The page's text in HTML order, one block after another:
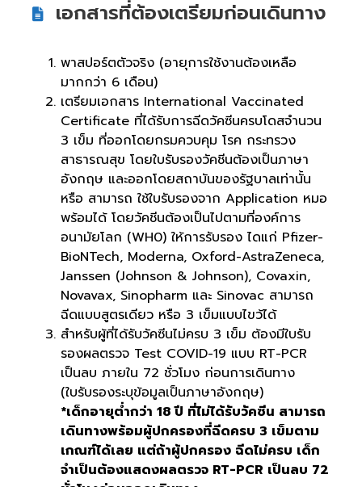
เอกสารที่ต้องเตรียมก่อนเดินทาง
พาสปอร์ตตัวจริง (อายุการใช้งานต้องเหลือ
มากกว่า 6 เดือน)
เตรียมเอกสาร International Vaccinated
Certificate ที่ได้รับการฉีดวัคซีนครบโดสจำนวน
3 เข็ม ที่ออกโดยกรมควบคุม โรค กระทรวง
สาธารณสุข โดยใบรับรองวัคชีนต้องเป็นภาษา
อังกฤษ และออกโดยสถาบันของรัฐบาลเท่านั้น
หรือ สามารถ ใช้ใบรับรองจาก Application หมอ
พร้อมได้ โดยวัคชีนต้องเป็นไปตามที่องค์การ
อนามัยโลก (WH0) ให้การรับรอง ไดแก่ Pfizer-
BioNTech, Moderna, Oxford-AstraZeneca,
Janssen (Johnson & Johnson), Covaxin,
Novavax, Sinopharm และ Sinovac สามารถ
ฉีดแบบสูตรเดียว หรือ 3 เข็มแบบไขว้ได้
สำหรับผู้ที่ได้รับวัคซีนไม่ครบ 3 เข็ม ต้องมีใบรับ
รองผลตรวจ Test COVID-19 แบบ RT-PCR
เป็นลบ ภายใน 72 ชั่วโมง ก่อนการเดินทาง
(ใบรับรองระบุข้อมูลเป็นภาษาอังกฤษ)
*เด็กอายุต่ำกว่า 18 ปี ที่ไม่ได้รับวัคซีน สามารถ
เดินทางพร้อมผู้ปกครองที่ฉีดครบ 3 เข็มตาม
เกณฑ์ได้เลย แต่ถ้าผู้ปกครอง ฉีดไม่ครบ เด็ก
จำเป็นต้องแสดงผลตรวจ RT-PCR เป็นลบ 72